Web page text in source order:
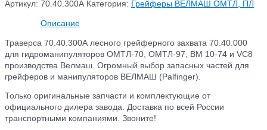
70.40.300А
Артикул: 70.40.300A Категория: Грейферы ВЕЛМАШ ОМТЛ, ПЛ
Описание
Траверса 70.40.300А лесного грейферного захвата 70.40.000
для гидроманипуляторов ОМТЛ-70, ОМТЛ-97, ВМ 10-74 и VC8
производства Велмаш. Огромный выбор запасных частей для
грейферов и манипуляторов ВЕЛМАШ (Palfinger).
Только оригинальные запчасти и комплектующие от
официального дилера завода. Доставка по всей России
транспортными компаниями. Звоните!